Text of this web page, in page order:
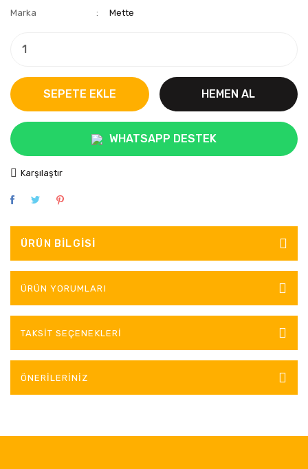
Marka
Mette
SEPETE EKLE HEMEN AL
WHATSAPP DESTEK
Karşılaştır
ÜRÜN BILGISI
ÜRÜN YORUMLARI
TAKSIT SEÇENEKLERI
ÖNERILERINIZ